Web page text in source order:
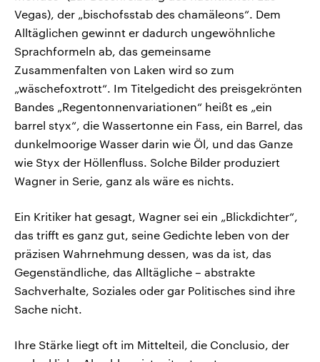
Vegas), der „bischofsstab des chamäleons“. Dem
Alltäglichen gewinnt er dadurch ungewöhnliche
Sprachformeln ab, das gemeinsame
Zusammenfalten von Laken wird so zum
„wäschefoxtrott“. Im Titelgedicht des preisgekrönten
Bandes „Regentonnenvariationen“ heißt es „ein
barrel styx“, die Wassertonne ein Fass, ein Barrel, das
dunkelmoorige Wasser darin wie Öl, und das Ganze
wie Styx der Höllenfluss. Solche Bilder produziert
Wagner in Serie, ganz als wäre es nichts.
Ein Kritiker hat gesagt, Wagner sei ein „Blickdichter“,
das trifft es ganz gut, seine Gedichte leben von der
präzisen Wahrnehmung dessen, was da ist, das
Gegenständliche, das Alltägliche – abstrakte
Sachverhalte, Soziales oder gar Politisches sind ihre
Sache nicht.
Ihre Stärke liegt oft im Mittelteil, die Conclusio, der